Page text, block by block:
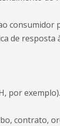
consumidor
de resposta
por exemplo).
contrato,